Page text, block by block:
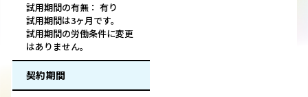
試用期間の有無： 有り
試用期間は3ヶ月です。
試用期間の労働条件に変更
はありません。
契約期間